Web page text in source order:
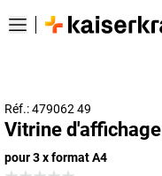
Réf.: 479062 49
Vitrine d'affichage
pour 3 x format A4